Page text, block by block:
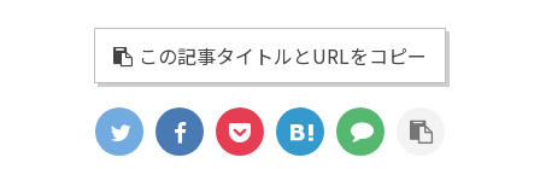
この記事タイトルとURLをコピー